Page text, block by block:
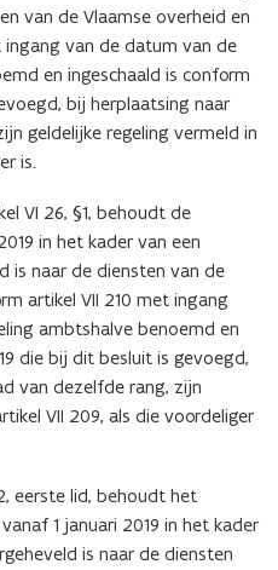
van de Vlaamse overheid en
van de datum van de
en ingeschaald is conform
bij herplaatsing naar
geldelijke regeling vermeld in
is.
VI 26, §1, behoudt de
in het kader van een
is naar de diensten van de
artikel VII 210 met ingang
ambtshalve benoemd en
die bij dit besluit is gevoegd,
van dezelfde rang, zijn
VII 209, als die voordeliger
eerste lid, behoudt het
1 januari 2019 in het kader
is naar de diensten